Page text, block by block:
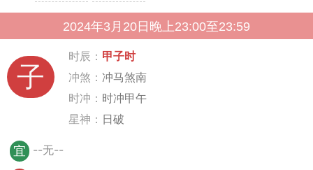
2024年3月20日晚上23:00至23:59
子
时辰： 甲子时
冲煞： 冲马煞南
时冲： 时冲甲午
星神： 日破
宜 --无--